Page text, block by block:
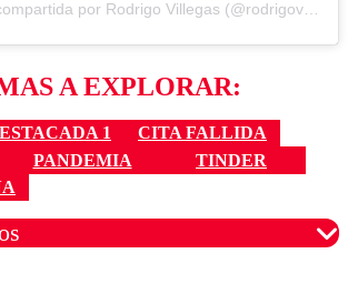
A EXPLORAR:
1
CITA FALLIDA
PANDEMIA
TINDER